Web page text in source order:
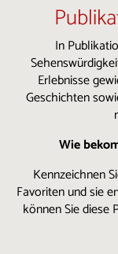
In
Erlebnisse
Geschichten
Wie
Kennzeichnen
Favoriten und sie
können Sie diese